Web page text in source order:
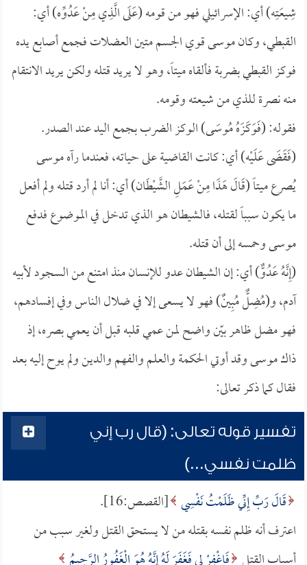
شِيعَتِه) أي: الإسرائيلي فهو من قومه (عَلَى الَّذِي مِنْ عَدُوِّه) أي:
القبطي، وكان موسى قوي الجسم متين العضلات فجمع أصابع يده
فوكز القبطي بضربة فألقاه ميتاً، وهو لا يريد قتله ولكن يريد الانتقام
منه نصرة للذي من شيعته وقومه.
فقوله: (فَوَكَزَهُ مُوسَى) الوكز الضرب بجمع اليد عند الصدر.
(فَقَضَى عَلَيْه) أي: كانت القاضية على حياته، فعندما رآه موسى
يُصرع ميتاً (قَالَ هَذَا مِنْ عَمَلِ الشَّيْطَان) أي: أنا لم أرد قتله ولم أفعل
ما يكون سبباً لقتله، فالشيطان هو الذي تدخل في الموضوع فدفع
موسى وحمسه إلى أن قتله.
(إِنَّهُ عَدُوٌّ) أي: إن الشيطان عدو للإنسان منذ امتنع من السجود لأبيه
آدم، و(مُضِلٌّ مُبِينٌ) فهو لا يسعى إلا في ضلال الناس وفي إفسادهم،
فهو مضل ظاهر بيّن واضح لمن عمي قلبه قبل أن يعمي بصره، إذ
ذاك موسى وقد أوتي الحكمة والعلم والفهم والدين ولم يوح إليه بعد
فقال كما ذكر تعالى:
تفسير قوله تعالى: (قال رب إني
ظلمت نفسي...)
قَالَ رَبِّ إِنِّي ظَلَمْتُ نَفْسِي [القصص:16].
اعترف أنه ظلم نفسه بقتله من لا يستحق القتل ولغير سبب من